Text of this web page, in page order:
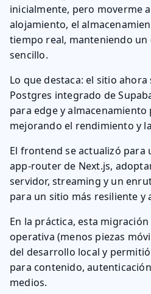
inicialmente, pero moverme
alojamiento, el
tiempo real, manteniendo un
sencillo.
Lo que destaca: el sitio ahora
Postgres integrado de
para edge y
mejorando el rendimiento y
El frontend se actualizó para
app-router de Next.js,
servidor, streaming y un
para un sitio más resiliente y
En la práctica, esta
operativa (menos piezas
del desarrollo local y
para contenido,
medios.